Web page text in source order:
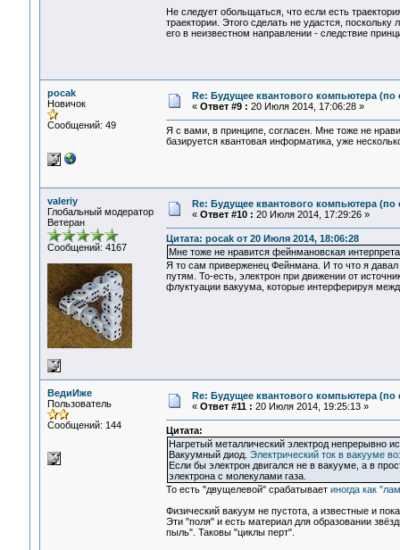
Не следует обольщаться, что если есть
траектории. Этого сделать не удастся,
его в неизвестном направлении - следствие
pocak
Новичок
Сообщений: 49
Re: Будущее квантового компьютера (по
« Ответ #9 : 20 Июля 2014, 17:06:28 »
Я с вами, в принципе, согласен. Мне тоже не
базируется квантовая информатика, уже
valeriy
Глобальный модератор
Ветеран
Сообщений: 4167
Re: Будущее квантового компьютера (по
« Ответ #10 : 20 Июля 2014, 17:29:26 »
Цитата: pocak от 20 Июля 2014, 18:06:28
Мне тоже не нравится фейнмановская
Я то сам приверженец Фейнмана. И то что я
путям. То-есть, электрон при движении от
флуктуации вакуума, которые интерферируя
ВедиИже
Пользователь
Сообщений: 144
Re: Будущее квантового компьютера (по
« Ответ #11 : 20 Июля 2014, 19:25:13 »
Цитата:
Нагретый металлический электрод непрерывно
Вакуумный диод. Электрический ток в вакууме
Если бы электрон двигался не в вакууме, а в
электрона с молекулами газа.
То есть "двущелевой" срабатывает иногда как
Физический вакуум не пустота, а известные и
Эти "поля" и есть материал для образовании
пыль". Таковы "циклы перт".